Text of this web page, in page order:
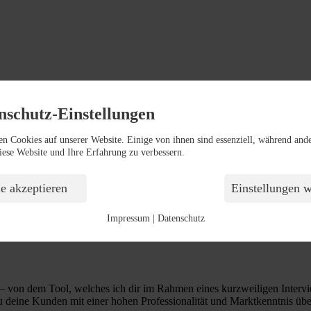
steuern. Da in den Medien fast über nichts anderes
von dem Tool, welches ich dir im Rahmen eines kurzweiligen
Kunden mit einer hohen Professionalität und Marktkenntnis
Einstellungen
Cookies auf unserer Website. Einige von ihnen sind essenziell, während
Website und Ihre Erfahrung zu verbessern.
akzeptieren Einstellungen
Impressum | Datenschutz